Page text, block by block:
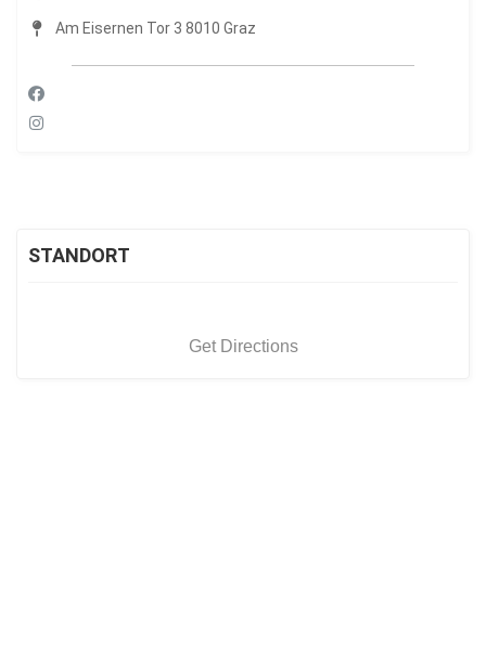
Am Eisernen Tor 3 8010 Graz
STANDORT
Get Directions